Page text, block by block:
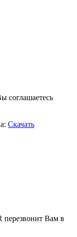
соглашаетесь
Скачать
перезвонит Вам в